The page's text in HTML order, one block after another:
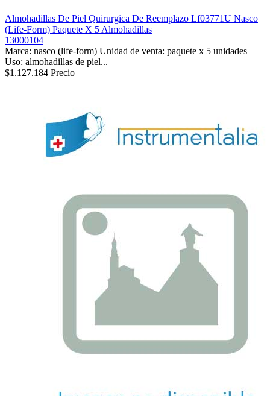
Almohadillas De Piel Quirurgica De Reemplazo Lf03771U Nasco
(Life-Form) Paquete X 5 Almohadillas
13000104
Marca: nasco (life-form) Unidad de venta: paquete x 5 unidades
Uso: almohadillas de piel...
$1.127.184 Precio